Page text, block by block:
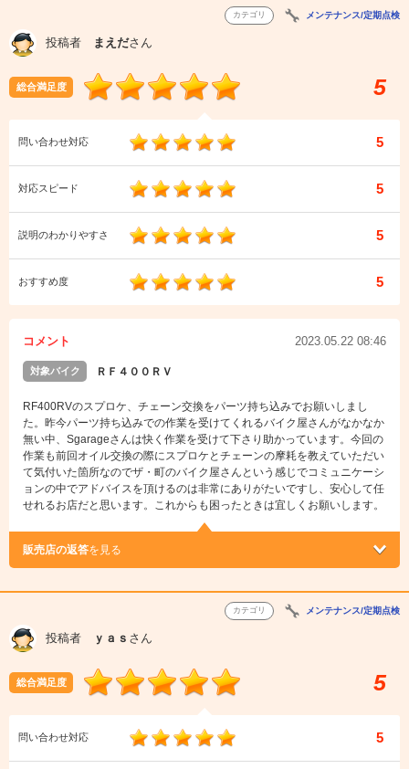
カテゴリ メンテナンス/定期点検
投稿者 まえださん
総合満足度 5
問い合わせ対応 5
対応スピード 5
説明のわかりやすさ 5
おすすめ度 5
コメント 2023.05.22 08:46
対象バイク ＲＦ４００ＲＶ
RF400RVのスプロケ、チェーン交換をパーツ持ち込みでお願いしまし
た。昨今パーツ持ち込みでの作業を受けてくれるバイク屋さんがなかなか
無い中、Sgarageさんは快く作業を受けて下さり助かっています。今回の
作業も前回オイル交換の際にスプロケとチェーンの摩耗を教えていただい
て気付いた箇所なのでザ・町のバイク屋さんという感じでコミュニケーシ
ョンの中でアドバイスを頂けるのは非常にありがたいですし、安心して任
せれるお店だと思います。これからも困ったときは宜しくお願いします。
販売店の返答を見る
カテゴリ メンテナンス/定期点検
投稿者 ｙａｓ さん
総合満足度 5
問い合わせ対応 5